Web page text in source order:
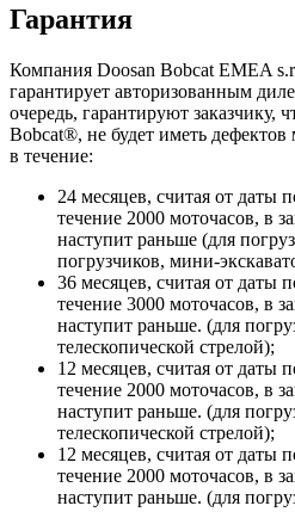
Гарантия
Компания Doosan Bobcat EMEA
гарантирует авторизованным
очередь, гарантируют
Bobcat®, не будет иметь дефектов
в течение:
24 месяцев, считая от даты
течение 2000 моточасов, в
наступит раньше (для
погрузчиков, мини-
36 месяцев, считая от даты
течение 3000 моточасов, в
наступит раньше. (для
телескопической стрелой);
12 месяцев, считая от даты
течение 2000 моточасов, в
наступит раньше. (для
телескопической стрелой);
12 месяцев, считая от даты
течение 2000 моточасов, в
наступит раньше. (для